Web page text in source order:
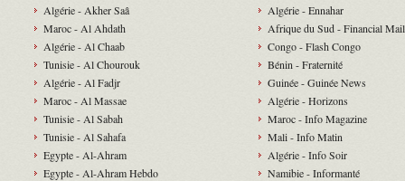
Algérie - Akher Saâ
Maroc - Al Ahdath
Algérie - Al Chaab
Tunisie - Al Chourouk
Algérie - Al Fadjr
Maroc - Al Massae
Tunisie - Al Sabah
Tunisie - Al Sahafa
Egypte - Al-Ahram
Egypte - Al-Ahram Hebdo
Algérie - Ennahar
Afrique du Sud - Financial Mail
Congo - Flash Congo
Bénin - Fraternité
Guinée - Guinée News
Algérie - Horizons
Maroc - Info Magazine
Mali - Info Matin
Algérie - Info Soir
Namibie - Informanté